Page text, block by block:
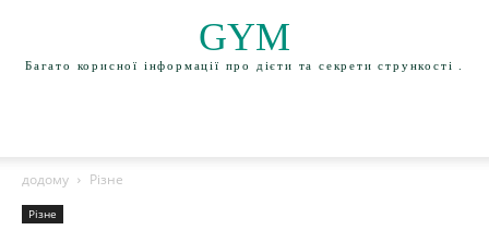
GYM
Багато корисної інформації про дієти та секрети стрункості .
додому Різне
Різне